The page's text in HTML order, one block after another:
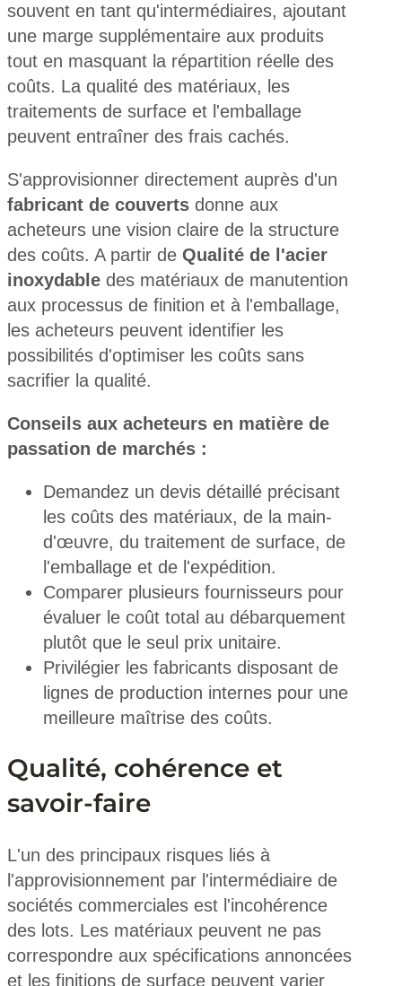
souvent en tant qu'intermédiaires, ajoutant
une marge supplémentaire aux produits
tout en masquant la répartition réelle des
coûts. La qualité des matériaux, les
traitements de surface et l'emballage
peuvent entraîner des frais cachés.
S'approvisionner directement auprès d'un
fabricant de couverts donne aux
acheteurs une vision claire de la structure
des coûts. A partir de Qualité de l'acier
inoxydable des matériaux de manutention
aux processus de finition et à l'emballage,
les acheteurs peuvent identifier les
possibilités d'optimiser les coûts sans
sacrifier la qualité.
Conseils aux acheteurs en matière de
passation de marchés :
Demandez un devis détaillé précisant
les coûts des matériaux, de la main-
d'œuvre, du traitement de surface, de
l'emballage et de l'expédition.
Comparer plusieurs fournisseurs pour
évaluer le coût total au débarquement
plutôt que le seul prix unitaire.
Privilégier les fabricants disposant de
lignes de production internes pour une
meilleure maîtrise des coûts.
Qualité, cohérence et
savoir-faire
L'un des principaux risques liés à
l'approvisionnement par l'intermédiaire de
sociétés commerciales est l'incohérence
des lots. Les matériaux peuvent ne pas
correspondre aux spécifications annoncées
et les finitions de surface peuvent varier